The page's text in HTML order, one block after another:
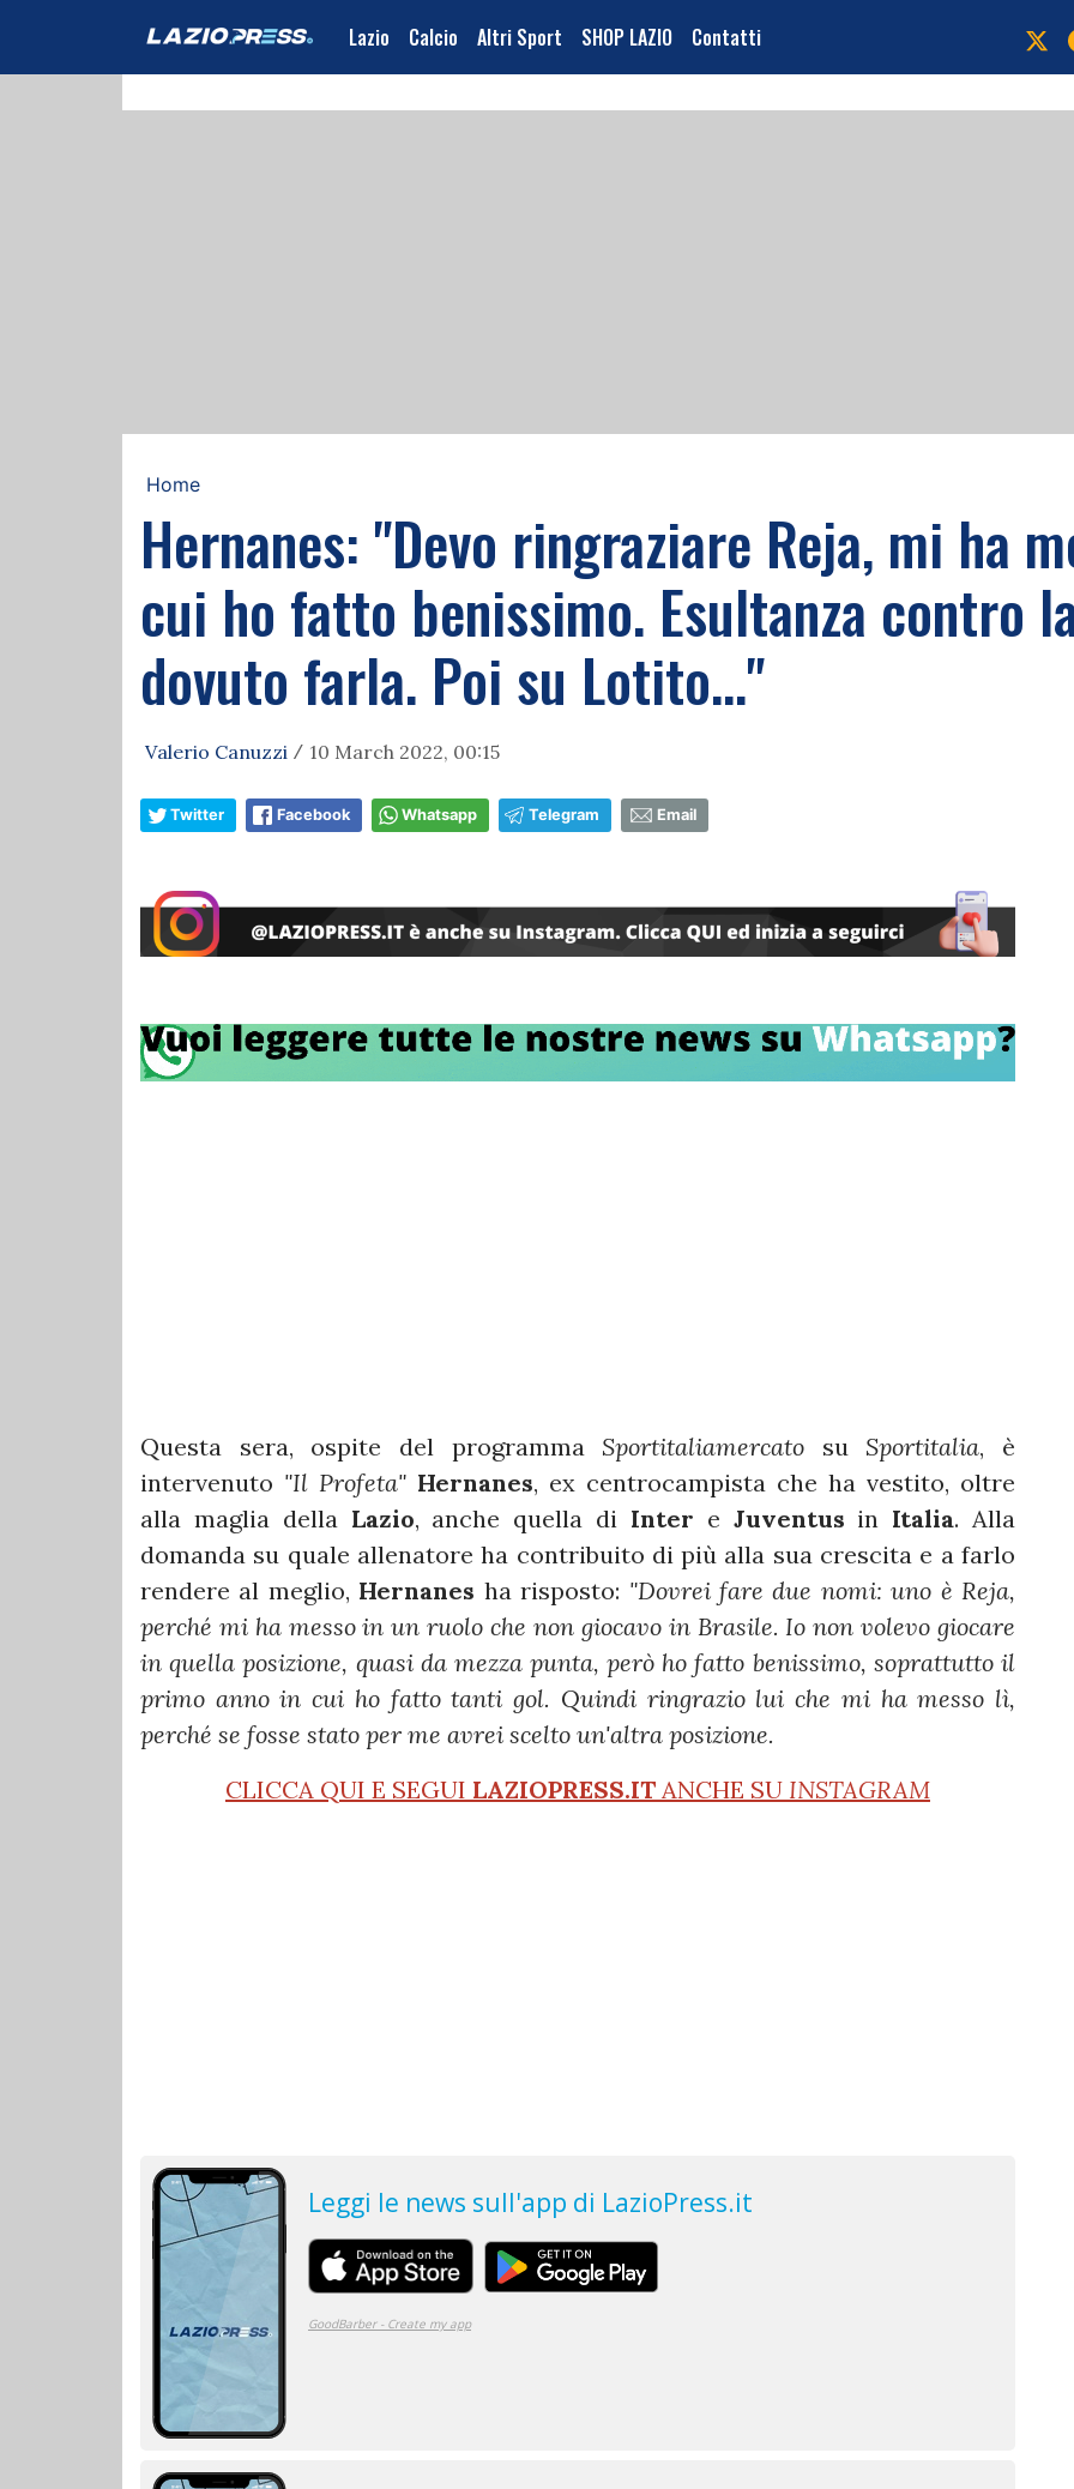
Lazio Calcio Altri Sport SHOP LAZIO Contatti
Home
Hernanes: "Devo ringraziare Reja, mi ha
cui ho fatto benissimo. Esultanza contro
dovuto farla. Poi su Lotito..."
Valerio Canuzzi / 10 March 2022, 00:15
Twitter Facebook Whatsapp Telegram Email
Questa sera, ospite del programma Sportitaliamercato su Sportitalia, è
intervenuto "Il Profeta" Hernanes, ex centrocampista che ha vestito, oltre
alla maglia della Lazio, anche quella di Inter e Juventus in Italia. Alla
domanda su quale allenatore ha contribuito di più alla sua crescita e a farlo
rendere al meglio, Hernanes ha risposto: "Dovrei fare due nomi: uno è Reja,
perché mi ha messo in un ruolo che non giocavo in Brasile. Io non volevo giocare
in quella posizione, quasi da mezza punta, però ho fatto benissimo, soprattutto il
primo anno in cui ho fatto tanti gol. Quindi ringrazio lui che mi ha messo lì,
perché se fosse stato per me avrei scelto un'altra posizione.
CLICCA QUI E SEGUI LAZIOPRESS.IT ANCHE SU INSTAGRAM